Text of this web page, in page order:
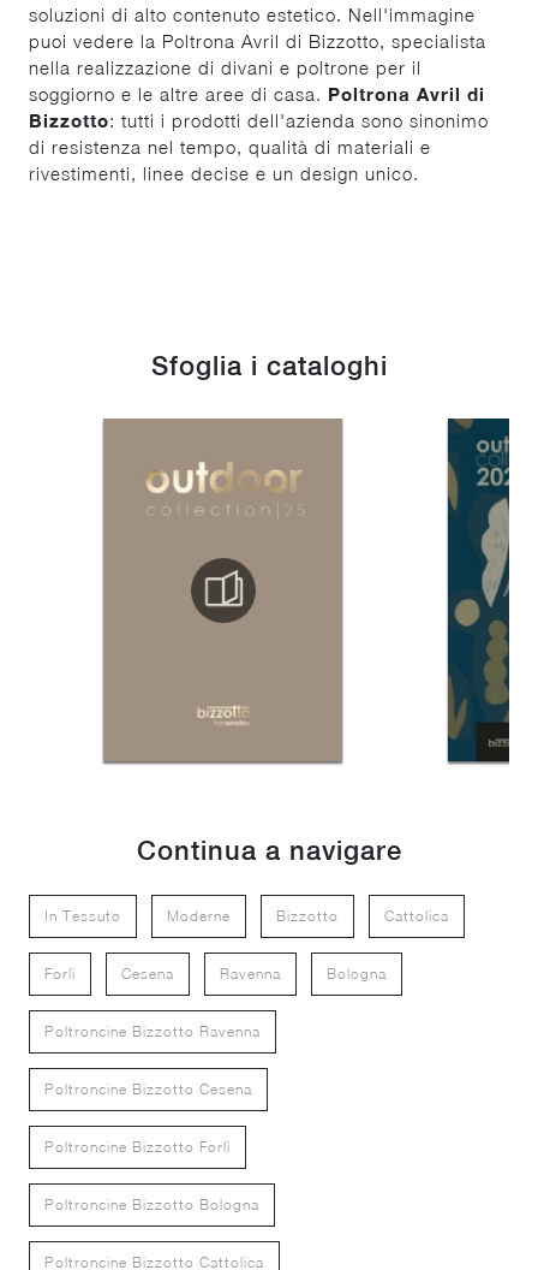
soluzioni di alto contenuto estetico. Nell'immagine
puoi vedere la Poltrona Avril di Bizzotto, specialista
nella realizzazione di divani e poltrone per il
soggiorno e le altre aree di casa. Poltrona Avril di
Bizzotto: tutti i prodotti dell'azienda sono sinonimo
di resistenza nel tempo, qualità di materiali e
rivestimenti, linee decise e un design unico.
Sfoglia i cataloghi
Continua a navigare
In Tessuto Moderne Bizzotto Cattolica
Forlì Cesena Ravenna Bologna
Poltroncine Bizzotto Ravenna
Poltroncine Bizzotto Cesena
Poltroncine Bizzotto Forlì
Poltroncine Bizzotto Bologna
Poltroncine Bizzotto Cattolica